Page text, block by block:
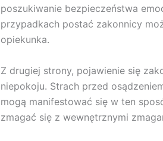
poszukiwanie bezpieczeństwa
przypadkach postać zakonnicy
opiekunka.
Z drugiej strony, pojawienie się
niepokoju. Strach przed
mogą manifestować się w ten
zmagać się z wewnętrznymi